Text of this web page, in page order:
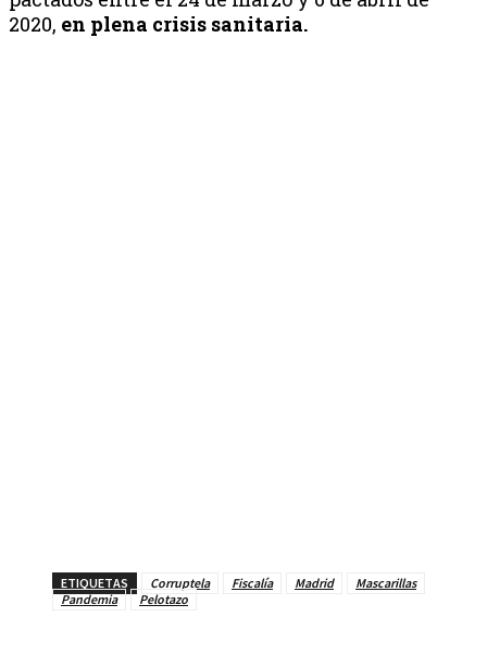
2020, en plena crisis sanitaria.
ETIQUETAS Corruptela Fiscalía Madrid
Mascarillas
Pandemia
Pelotazo